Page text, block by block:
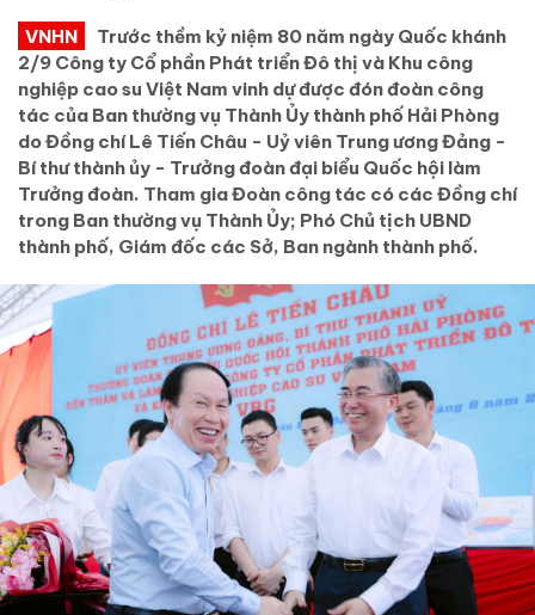
VNHN
Trước thềm kỷ niệm 80 năm ngày Quốc khánh
2/9 Công ty Cổ phần Phát triển Đô thị và Khu công
nghiệp cao su Việt Nam vinh dự được đón đoàn công
tác của Ban thường vụ Thành Ủy thành phố Hải Phòng
do Đồng chí Lê Tiến Châu - Uỷ viên Trung ương Đảng -
Bí thư thành ủy - Trưởng đoàn đại biểu Quốc hội làm
Trưởng đoàn. Tham gia Đoàn công tác có các Đồng chí
trong Ban thường vụ Thành Ủy; Phó Chủ tịch UBND
thành phố, Giám đốc các Sở, Ban ngành thành phố.